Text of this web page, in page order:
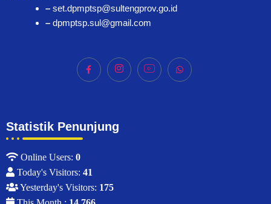
– set.dpmptsp@sultengprov.go.id
– dpmptsp.sul@gmail.com
Statistik Penunjung
Online Users: 0
Today's Visitors: 41
Yesterday's Visitors: 175